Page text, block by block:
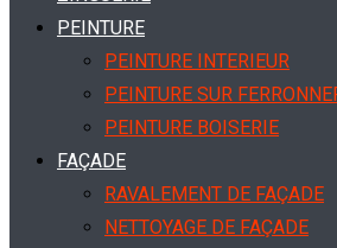
PEINTURE
PEINTURE INTERIEUR
PEINTURE SUR
PEINTURE BOISERIE
FAÇADE
RAVALEMENT DE FAÇADE
NETTOYAGE DE FAÇADE